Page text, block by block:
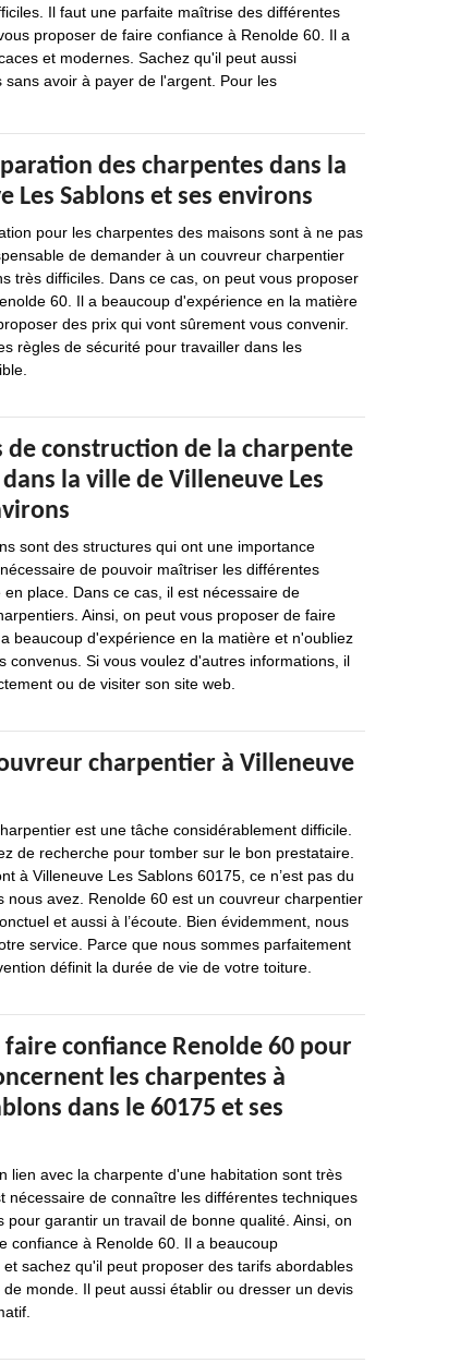
Il faut une parfaite maîtrise des différentes
proposer de faire confiance à Renolde 60. Il a
et modernes. Sachez qu'il peut aussi
avoir à payer de l'argent. Pour les
des charpentes dans la
Les Sablons et ses environs
pour les charpentes des maisons sont à ne pas
de demander à un couvreur charpentier
très difficiles. Dans ce cas, on peut vous proposer
60. Il a beaucoup d'expérience en la matière
des prix qui vont sûrement vous convenir.
règles de sécurité pour travailler dans les
de construction de la charpente
la ville de Villeneuve Les
sont des structures qui ont une importance
de pouvoir maîtriser les différentes
place. Dans ce cas, il est nécessaire de
Ainsi, on peut vous proposer de faire
beaucoup d'expérience en la matière et n'oubliez
convenus. Si vous voulez d'autres informations, il
ou de visiter son site web.
charpentier à Villeneuve
est une tâche considérablement difficile.
de recherche pour tomber sur le bon prestataire.
à Villeneuve Les Sablons 60175, ce n’est pas du
nous avez. Renolde 60 est un couvreur charpentier
et aussi à l’écoute. Bien évidemment, nous
service. Parce que nous sommes parfaitement
définit la durée de vie de votre toiture.
faire confiance Renolde 60 pour
les charpentes à
dans le 60175 et ses
lien avec la charpente d'une habitation sont très
nécessaire de connaître les différentes techniques
pour garantir un travail de bonne qualité. Ainsi, on
confiance à Renolde 60. Il a beaucoup
sachez qu'il peut proposer des tarifs abordables
monde. Il peut aussi établir ou dresser un devis